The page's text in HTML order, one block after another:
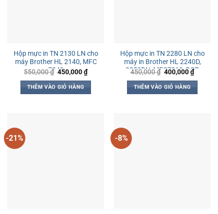
Hộp mực in TN 2130 LN cho
máy Brother HL 2140, MFC
7340
550,000₫ Giá
là:
550,000 ₫.
450,000₫Giá
hiện
450,000 ₫.
THÊM VÀO GIỎ HÀNG
Hộp mực in TN 2280 LN cho
máy in Brother HL 2240D,
2250DN, MFC7360, DCP
7060
450,000₫ Giá
là:
450,000 ₫.
400,000₫Giá
hiện
THÊM VÀO GIỎ HÀNG
-21% -8%